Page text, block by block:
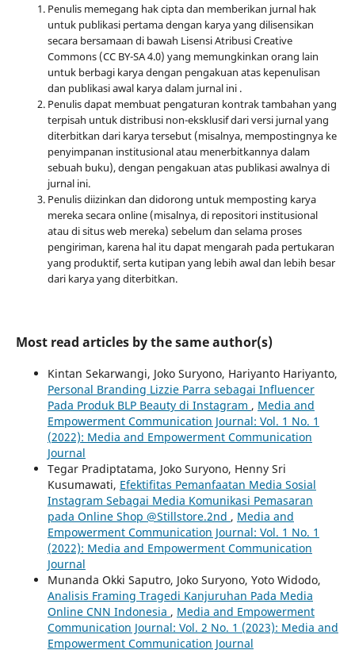
Penulis memegang hak cipta dan memberikan jurnal hak
untuk publikasi pertama dengan karya yang dilisensikan
secara bersamaan di bawah Lisensi Atribusi Creative
Commons (CC BY-SA 4.0) yang memungkinkan orang lain
untuk berbagi karya dengan pengakuan atas kepenulisan
dan publikasi awal karya dalam jurnal ini .
Penulis dapat membuat pengaturan kontrak tambahan yang
terpisah untuk distribusi non-eksklusif dari versi jurnal yang
diterbitkan dari karya tersebut (misalnya, mempostingnya ke
penyimpanan institusional atau menerbitkannya dalam
sebuah buku), dengan pengakuan atas publikasi awalnya di
jurnal ini.
Penulis diizinkan dan didorong untuk memposting karya
mereka secara online (misalnya, di repositori institusional
atau di situs web mereka) sebelum dan selama proses
pengiriman, karena hal itu dapat mengarah pada pertukaran
yang produktif, serta kutipan yang lebih awal dan lebih besar
dari karya yang diterbitkan.
Most read articles by the same author(s)
Kintan Sekarwangi, Joko Suryono, Hariyanto Hariyanto,
Personal Branding Lizzie Parra sebagai Influencer
Pada Produk BLP Beauty di Instagram , Media and
Empowerment Communication Journal: Vol. 1 No. 1
(2022): Media and Empowerment Communication
Journal
Tegar Pradiptatama, Joko Suryono, Henny Sri
Kusumawati, Efektifitas Pemanfaatan Media Sosial
Instagram Sebagai Media Komunikasi Pemasaran
pada Online Shop @Stillstore.2nd , Media and
Empowerment Communication Journal: Vol. 1 No. 1
(2022): Media and Empowerment Communication
Journal
Munanda Okki Saputro, Joko Suryono, Yoto Widodo,
Analisis Framing Tragedi Kanjuruhan Pada Media
Online CNN Indonesia , Media and Empowerment
Communication Journal: Vol. 2 No. 1 (2023): Media and
Empowerment Communication Journal